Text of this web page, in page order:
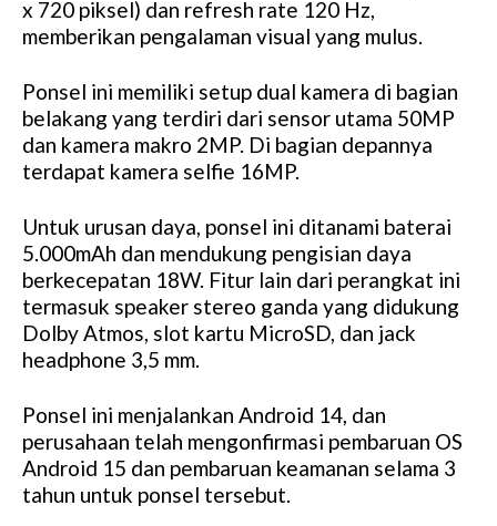
x 720 piksel) dan refresh rate 120 Hz,
memberikan pengalaman visual yang mulus.
Ponsel ini memiliki setup dual kamera di bagian
belakang yang terdiri dari sensor utama 50MP
dan kamera makro 2MP. Di bagian depannya
terdapat kamera selfie 16MP.
Untuk urusan daya, ponsel ini ditanami baterai
5.000mAh dan mendukung pengisian daya
berkecepatan 18W. Fitur lain dari perangkat ini
termasuk speaker stereo ganda yang didukung
Dolby Atmos, slot kartu MicroSD, dan jack
headphone 3,5 mm.
Ponsel ini menjalankan Android 14, dan
perusahaan telah mengonfirmasi pembaruan OS
Android 15 dan pembaruan keamanan selama 3
tahun untuk ponsel tersebut.